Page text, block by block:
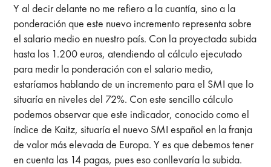
Y al decir delante no me refiero a la cuantía, sino a la
ponderación que este nuevo incremento representa sobre
el salario medio en nuestro país. Con la proyectada subida
hasta los 1.200 euros, atendiendo al cálculo ejecutado
para medir la ponderación con el salario medio,
estaríamos hablando de un incremento para el SMI que lo
situaría en niveles del 72%. Con este sencillo cálculo
podemos observar que este indicador, conocido como el
índice de Kaitz, situaría el nuevo SMI español en la franja
de valor más elevada de Europa. Y es que debemos tener
en cuenta las 14 pagas, pues eso conllevaría la subida.